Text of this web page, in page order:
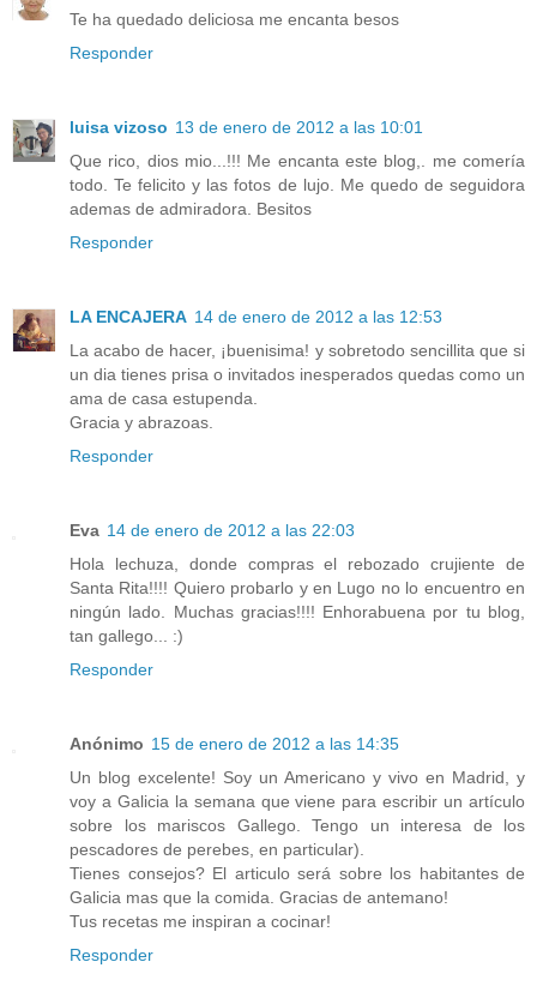
Te ha quedado deliciosa me encanta besos
Responder
luisa vizoso 13 de enero de 2012 a las 10:01
Que rico, dios mio...!!! Me encanta este blog,. me comería
todo. Te felicito y las fotos de lujo. Me quedo de seguidora
ademas de admiradora. Besitos
Responder
LA ENCAJERA 14 de enero de 2012 a las 12:53
La acabo de hacer, ¡buenisima! y sobretodo sencillita que si
un dia tienes prisa o invitados inesperados quedas como un
ama de casa estupenda.
Gracia y abrazoas.
Responder
Eva 14 de enero de 2012 a las 22:03
Hola lechuza, donde compras el rebozado crujiente de
Santa Rita!!!! Quiero probarlo y en Lugo no lo encuentro en
ningún lado. Muchas gracias!!!! Enhorabuena por tu blog,
tan gallego... :)
Responder
Anónimo 15 de enero de 2012 a las 14:35
Un blog excelente! Soy un Americano y vivo en Madrid, y
voy a Galicia la semana que viene para escribir un artículo
sobre los mariscos Gallego. Tengo un interesa de los
pescadores de perebes, en particular).
Tienes consejos? El articulo será sobre los habitantes de
Galicia mas que la comida. Gracias de antemano!
Tus recetas me inspiran a cocinar!
Responder